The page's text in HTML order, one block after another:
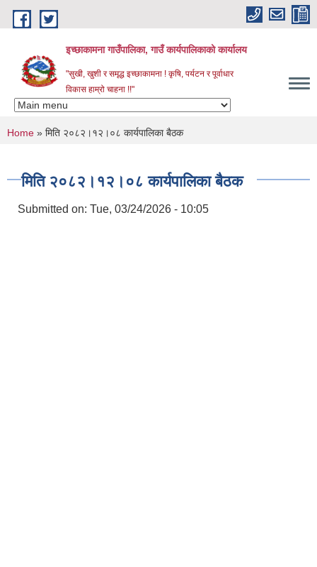
Skip to main content
इच्छाकामना गाउँपालिका, गाउँ कार्यपालिकाको कार्यालय
"सुखी, खुशी र समृद्ध इच्छाकामना ! कृषि, पर्यटन र पूर्वाधार
विकास हाम्रो चाहना !!"
You are here
Home » मिति २०८२।१२।०८ कार्यपालिका बैठक
मिति २०८२।१२।०८ कार्यपालिका बैठक
Submitted on: Tue, 03/24/2026 - 10:05